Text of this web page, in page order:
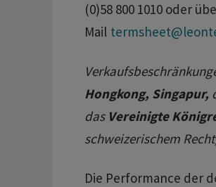
(0)58 800 1010 oder
Mail
Hongkong, Singapur,
das Vereinigte
schweizerischem
Die Performance der